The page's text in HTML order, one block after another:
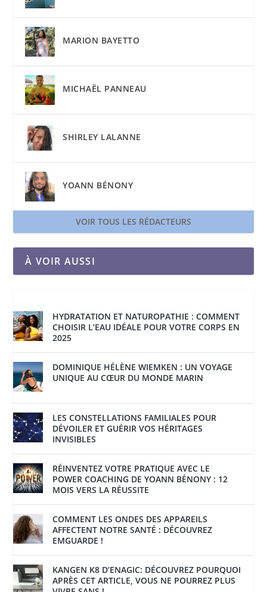
MARION BAYETTO
MICHAËL PANNEAU
SHIRLEY LALANNE
YOANN BÉNONY
VOIR TOUS LES RÉDACTEURS
À VOIR AUSSI
HYDRATATION ET NATUROPATHIE : COMMENT
CHOISIR L’EAU IDÉALE POUR VOTRE CORPS EN
2025
DOMINIQUE HÉLÈNE WIEMKEN : UN VOYAGE
UNIQUE AU CŒUR DU MONDE MARIN
LES CONSTELLATIONS FAMILIALES POUR
DÉVOILER ET GUÉRIR VOS HÉRITAGES
INVISIBLES
RÉINVENTEZ VOTRE PRATIQUE AVEC LE
POWER COACHING DE YOANN BÉNONY : 12
MOIS VERS LA RÉUSSITE
COMMENT LES ONDES DES APPAREILS
AFFECTENT NOTRE SANTÉ : DÉCOUVREZ
EMGUARDE !
KANGEN K8 D’ENAGIC: DÉCOUVREZ POURQUOI
APRÈS CET ARTICLE, VOUS NE POURREZ PLUS